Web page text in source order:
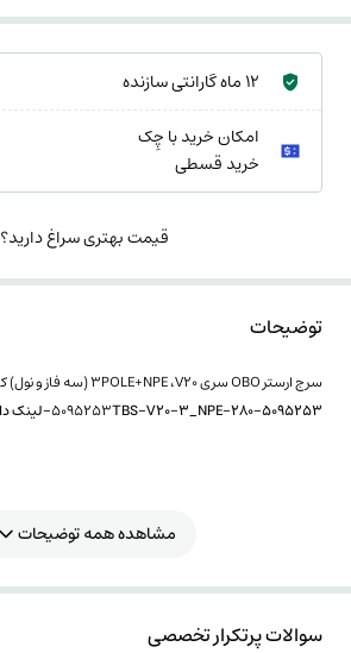
12 ماه گارانتی سازنده
امکان خرید با چِک
خرید قسطی
قیمت بهتری سراغ دارید؟
توضیحات
سرج ارستر OBO سری 3POLE+NPE ،V20 (سه فاز و نول) کد کالا
5095253TBS-V20-3_NPE-280-5095253-لینک دانلود دیتا شیت
مشاهده همه توضیحات
سوالات پرتکرار تخصصی